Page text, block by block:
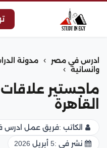
ادرس في مصر › مدونة
وانسانية
›
ماجستير
القاهرة
الكاتب :فريق عمل ادرس
نشر في :5 أبريل 2026